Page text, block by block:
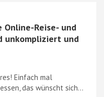
Online-Reise- und
unkompliziert und
Einfach mal
das wünscht sich…